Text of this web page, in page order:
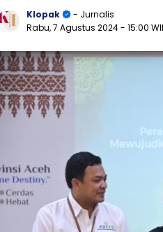
Klopak
- Jurnalis
Rabu, 7 Agustus 2024- 15:00